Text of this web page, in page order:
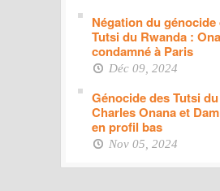
Négation du génocide
Tutsi du Rwanda :
condamné à Paris
Déc 09, 2024
Génocide des Tutsi
Charles Onana et
en profil bas
Nov 05, 2024